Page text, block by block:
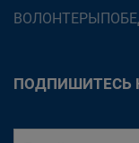
ПОДПИШИТЕСЬ